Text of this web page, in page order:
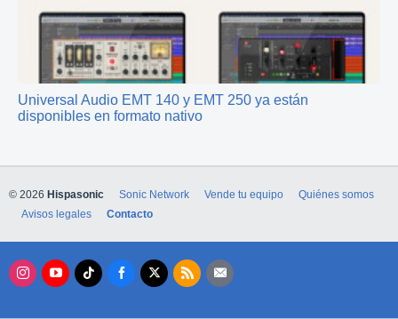
Universal Audio EMT 140 y EMT 250 ya están
disponibles en formato nativo
© 2026 Hispasonic Sonic Network Vende tu equipo
Quiénes somos
Avisos legales
Contacto